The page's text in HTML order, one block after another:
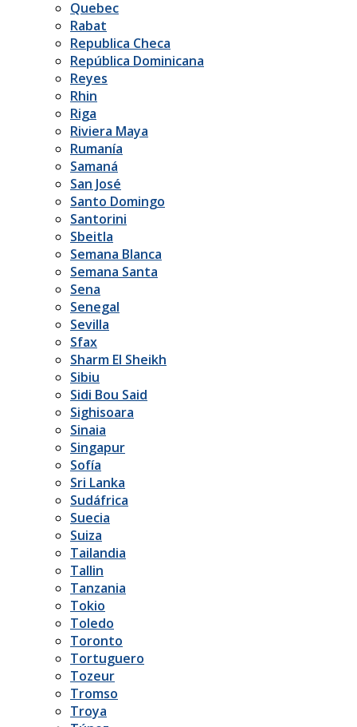
Quebec
Rabat
Republica Checa
República Dominicana
Reyes
Rhin
Riga
Riviera Maya
Rumanía
Samaná
San José
Santo Domingo
Santorini
Sbeitla
Semana Blanca
Semana Santa
Sena
Senegal
Sevilla
Sfax
Sharm El Sheikh
Sibiu
Sidi Bou Said
Sighisoara
Sinaia
Singapur
Sofía
Sri Lanka
Sudáfrica
Suecia
Suiza
Tailandia
Tallin
Tanzania
Tokio
Toledo
Toronto
Tortuguero
Tozeur
Tromso
Troya